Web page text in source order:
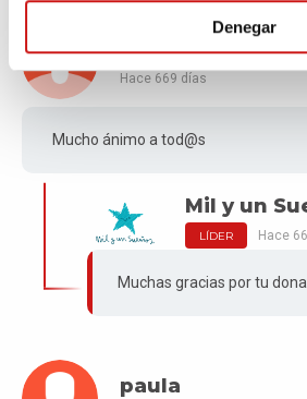
Denegar
Greta
Hace 669 días
Mucho ánimo a tod@s
Mil y un
LÍDER Hace
Muchas gracias por tu
paula